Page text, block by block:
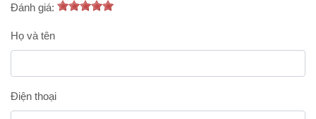
Đánh giá:
Họ và tên
Điện thoại